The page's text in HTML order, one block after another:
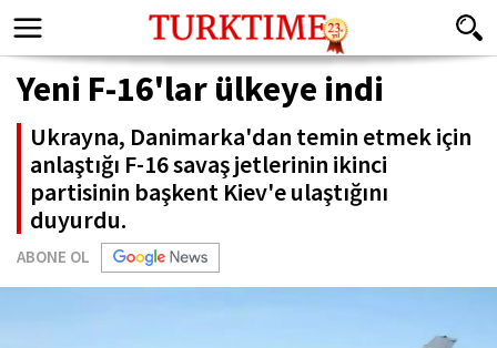
Yeni F-16'lar ülkeye indi
Ukrayna, Danimarka'dan temin etmek için
anlaştığı F-16 savaş jetlerinin ikinci
partisinin başkent Kiev'e ulaştığını
duyurdu.
ABONE OL